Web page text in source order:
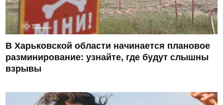
В Харьковской области начинается плановое
разминирование: узнайте, где будут слышны
взрывы